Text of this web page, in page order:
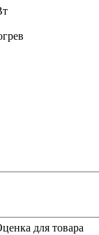
для товара